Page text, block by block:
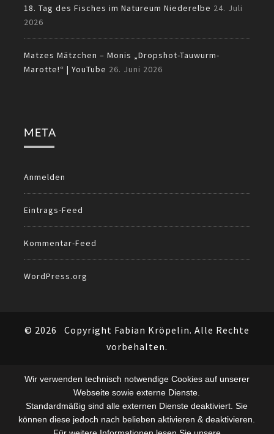
18. Tag des Fisches im Natureum Niederelbe 24. Juli
2026
Matzes Mätzchen – Monis „Dropshot-Tauwurm-
Marotte!“ | YouTube 26. Juni 2026
META
Anmelden
Eintrags-Feed
Kommentar-Feed
WordPress.org
© 2026
Copyright Fabian Kröpelin. Alle Rechte
vorbehalten.
Wir verwenden technisch notwendige Cookies auf unserer
Webseite sowie externe Dienste.
Standardmäßig sind alle externen Dienste deaktiviert. Sie
können diese jedoch nach belieben aktivieren & deaktivieren.